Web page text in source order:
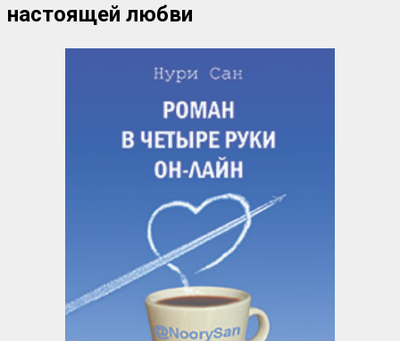
настоящей любви